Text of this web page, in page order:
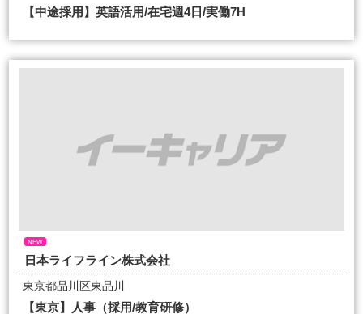
【中途採用】英語活用/在宅週4日/実働7H
NEW
日本ライフライン株式会社
東京都品川区東品川
【東京】人事（採用/教育研修）